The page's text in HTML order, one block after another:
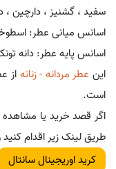
سفید ، گشنیز ، دارچین ،
اسانس میانی عطر:
اسانس پایه عطر: دانه
این عطر مردانه - زنانه از
است.
اگر قصد خرید یا مشاهده
طریق لینک زیر اقدام کنید
کرید اوریجینال سانتال